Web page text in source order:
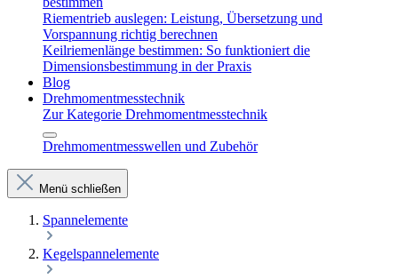
Riementrieb auslegen: Leistung, Übersetzung und
Vorspannung richtig berechnen
Keilriemenlänge bestimmen: So funktioniert die
Dimensionsbestimmung in der Praxis
Blog
Drehmomentmesstechnik
Zur Kategorie Drehmomentmesstechnik
Drehmomentmesswellen und Zubehör
Menü schließen
Spannelemente
Kegelspannelemente